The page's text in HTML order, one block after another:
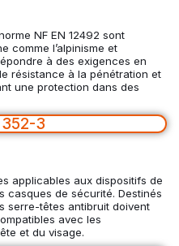
NF EN 12492 sont
comme l’alpinisme et
à des exigences en
résistance à la pénétration et
une protection dans des
3
applicables aux dispositifs de
casques de sécurité. Destinés
serre-têtes antibruit doivent
avec les
et du visage.